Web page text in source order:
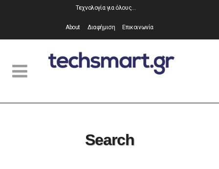
Τεχνολογία για όλους…
About Διαφήμιση Επικοινωνία
Search